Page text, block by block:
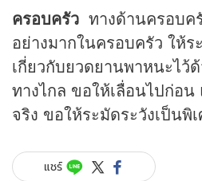
ครอบครัว ทางด้านครอบค
อย่างมากในครอบครัว ให้ร
เกี่ยวกับยวดยานพาหนะไว้
ทางไกล ขอให้เลื่อนไปก่อน
จริง ขอให้ระมัดระวังเป็นพิ
แชร์